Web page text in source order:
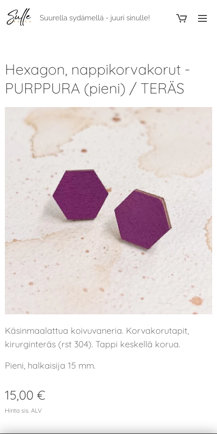
Suurella sydämellä - juuri sinulle!
Hexagon, nappikorvakorut -
PURPPURA (pieni) / TERÄS
Käsinmaalattua koivuvaneria. Korvakorutapit,
kirurginteräs (rst 304). Tappi keskellä korua.
Pieni, halkaisija 15 mm.
15,00 €
Hinta sis. ALV